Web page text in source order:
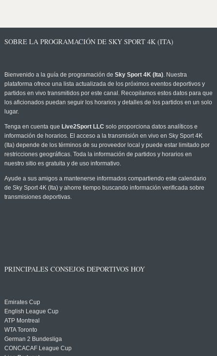
SOBRE LA PROGRAMACIÓN DE SKY SPORT 4K (ITA)
Bienvenido a la guía de programación de Sky Sport 4K (Ita). Nuestra
plataforma ofrece una lista actualizada de los próximos eventos deportivos y
partidos en vivo transmitidos por este canal. Recopilamos estos datos para que
los aficionados puedan seguir los horarios y detalles de los partidos en un solo
lugar.
Tenga en cuenta que Live2Sport LLC solo proporciona datos analíticos e
información de horarios. El acceso a la transmisión en vivo en Sky Sport 4K
(Ita) depende de los términos de su proveedor local y puede estar limitado por
restricciones geográficas. Toda la información de partidos y horarios en
nuestro sitio es gratuita y de uso informativo.
Ayude a sus amigos a mantenerse informados compartiendo este calendario
de Sky Sport 4K (Ita) y ahorre tiempo buscando información verificada sobre
transmisiones deportivas.
PRINCIPALES CONSEJOS DEPORTIVOS HOY
Emirates Cup
English League Cup
ATP Montreal
WTA Toronto
German 2 Bundesliga
CONCACAF League Cup